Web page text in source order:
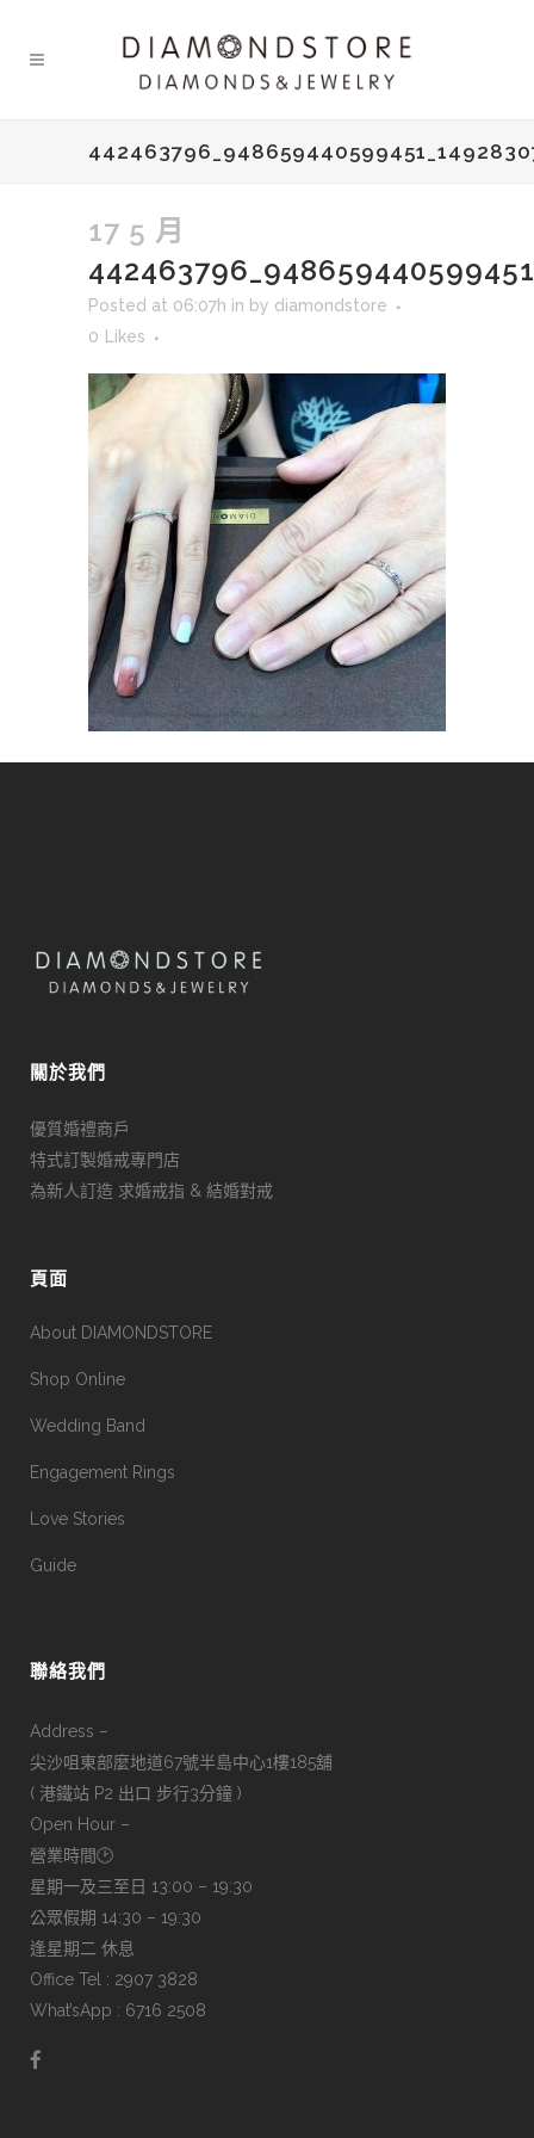
17 5 月
Posted at 06:07h in by diamondstore
0
Likes
關於我們
優質婚禮商戶
特式訂製婚戒專門店
為新人訂造 求婚戒指 & 結婚對戒
頁面
About DIAMONDSTORE
Shop Online
Wedding Band
Engagement Rings
Love Stories
Guide
聯絡我們
Address –
尖沙咀東部麼地道67號半島中心1樓185舖
( 港鐵站 P2 出口 步行3分鐘 )
Open Hour –
營業時間🕑
星期一及三至日 13:00 – 19:30
公眾假期 14:30 – 19:30
逢星期二 休息
Office Tel : 2907 3828
What’sApp : 6716 2508